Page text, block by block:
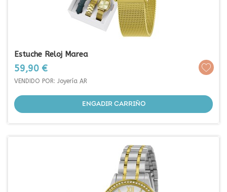
Estuche Reloj Marea
Prezo
59,90 €
VENDIDO POR: Joyería AR
ENGADIR CARRIÑO